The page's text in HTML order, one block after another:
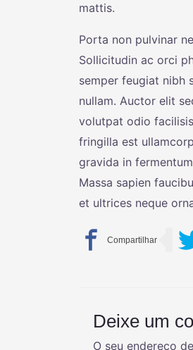
mattis.
Porta non pulvinar
Sollicitudin ac orci
semper feugiat nibh
nullam. Auctor elit
volutpat odio
fringilla est
gravida in
Massa sapien
et ultrices neque
Deixe um
O seu endereço